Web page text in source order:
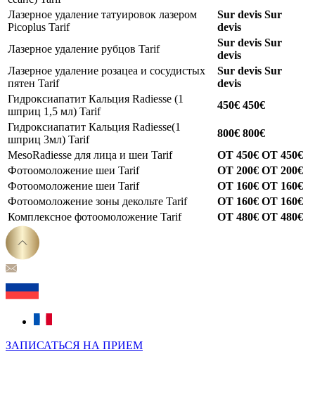
Лазерное удаление татуировок лазером
Picoplus Tarif
Sur devis Sur
devis
Лазерное удаление рубцов Tarif
Sur devis Sur
devis
Лазерное удаление розацеа и сосудистых
пятен Tarif
Sur devis Sur
devis
Гидроксиапатит Кальция Radiesse (1
шприц 1,5 мл) Tarif
450€ 450€
Гидроксиапатит Кальция Radiesse(1
шприц 3мл) Tarif
800€ 800€
MesoRadiesse для лица и шеи Tarif ОТ 450€ ОТ 450€
Фотоомоложение шеи Tarif ОТ 200€ ОТ 200€
Фотоомоложение шеи Tarif ОТ 160€ ОТ 160€
Фотоомоложение зоны декольте Tarif ОТ 160€ ОТ 160€
Комплексное фотоомоложение Tarif ОТ 480€ ОТ 480€
ЗАПИСАТЬСЯ НА ПРИЕМ